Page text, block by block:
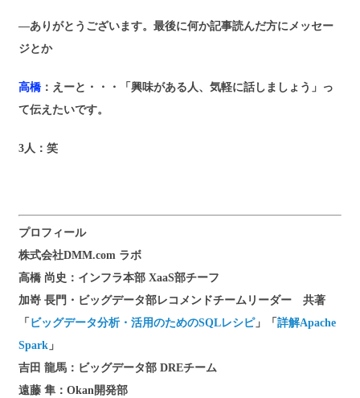
―ありがとうございます。最後に何か記事読んだ方にメッセー
ジとか
高橋 ：えーと・・・「興味がある人、気軽に話しましょう」っ
て伝えたいです。
3人 ：笑
プロフィール
株式会社DMM.com ラボ
高橋 尚史：インフラ本部 XaaS部チーフ
加嵜 長門・ビッグデータ部レコメンドチームリーダー 共著
「 ビッグデータ分析・活用のためのSQLレシピ」「詳解Apache
Spark 」
吉田 龍馬：ビッグデータ部 DREチーム
遠藤 隼：Okan開発部